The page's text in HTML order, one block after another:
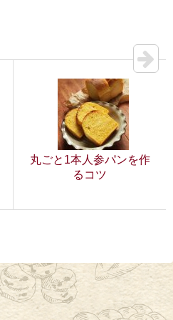
丸ごと1本人参パンを作
るコツ